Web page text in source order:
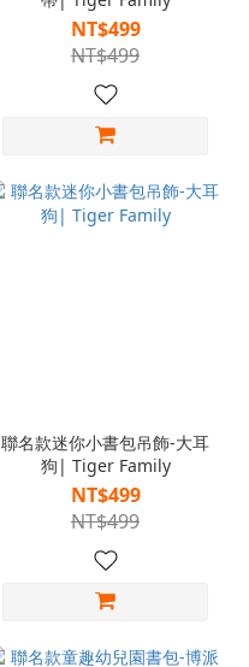
NT$499
NT$499
聯名款迷你小書包吊飾-大耳
狗| Tiger Family
NT$499
NT$499